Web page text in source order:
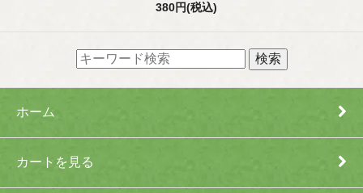
380円(税込)
ホーム
カートを見る